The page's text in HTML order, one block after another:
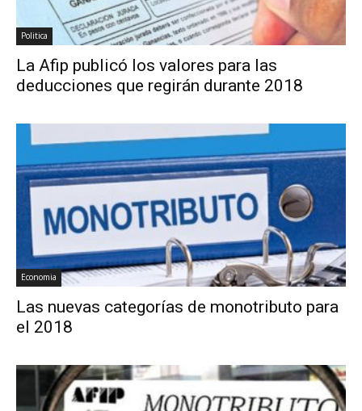
Politica
La Afip publicó los valores para las
deducciones que regirán durante 2018
Economia
Las nuevas categorías de monotributo para
el 2018